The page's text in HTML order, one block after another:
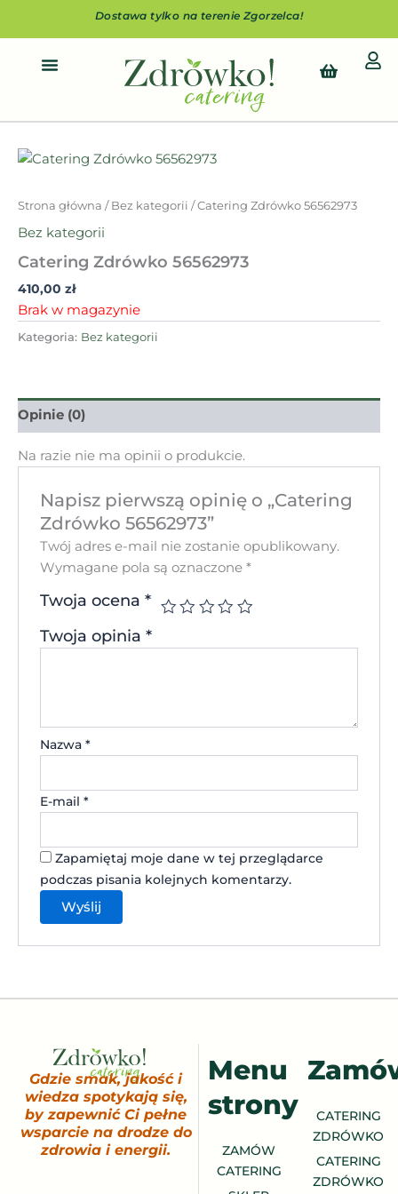
Dostawa tylko na terenie Zgorzelca!
Cart
Strona główna /Bez kategorii / Catering Zdrówko 56562973
Bez kategorii
Catering Zdrówko 56562973
410,00 zł
Brak w magazynie
Kategoria: Bez kategorii
Opinie (0)
Na razie nie ma opinii o produkcie.
Napisz pierwszą opinię o „Catering
Zdrówko 56562973”
Twój adres e-mail nie zostanie opublikowany.
Wymagane pola są oznaczone*
Twoja ocena*
Twoja opinia*
Nazwa*
E-mail*
Zapamiętaj moje dane w tej przeglądarce
podczas pisania kolejnych komentarzy.
Gdzie smak, jakość i
wiedza spotykają się,
by zapewnić Ci pełne
wsparcie na drodze do
zdrowia i energii.
Menu
strony
ZAMÓW
CATERING
CATERING
ZDRÓWKO
CATERING
ZDRÓWKO